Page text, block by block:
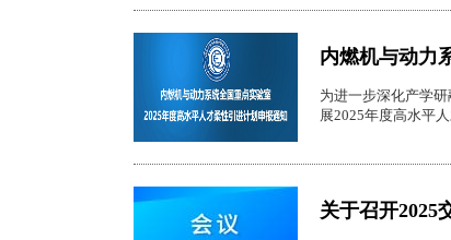
内燃机与动力
为进一步深化产学
展2025年度高水平
关于召开2025